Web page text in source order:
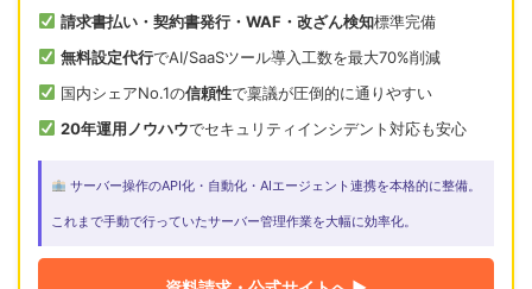
請求書払い・契約書発行・WAF・改ざん検知標準完備
無料設定代行でAI/SaaSツール導入工数を最大70%削減
国内シェアNo.1の信頼性で稟議が圧倒的に通りやすい
20年運用ノウハウでセキュリティインシデント対応も安心
サーバー操作のAPI化・自動化・AIエージェント連携を本格的に整備。
これまで手動で行っていたサーバー管理作業を大幅に効率化。